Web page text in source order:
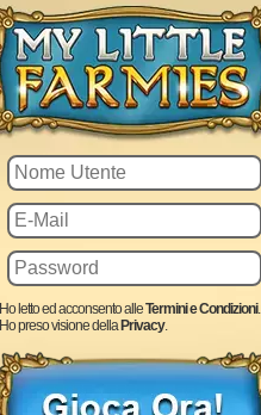
Ho letto ed acconsento alleTermini e Condizioni.
Ho preso visione della Privacy.